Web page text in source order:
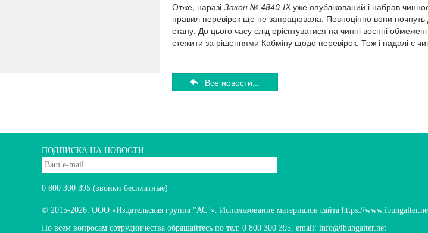
Отже, наразі Закон № 4840-IXуже опублікований і набрав
правил перевірок ще не запрацювала. Повноцінно вони
стану. До цього часу слід орієнтуватися на чинні воєнні
стежити за рішеннями Кабміну щодо перевірок. Тож і надалі є
Все новости...
ПОДПИСКА НА НОВОСТИ
0 800 300 395 (звонки бесплатные)
© 2015-2026. ООО «Издательская группа "АС"». Использование материалов сайта https://
По всем вопросам сотрудничества обращайтесь по тел: 0 800 300 395 , email: info@ibuhgalter.net